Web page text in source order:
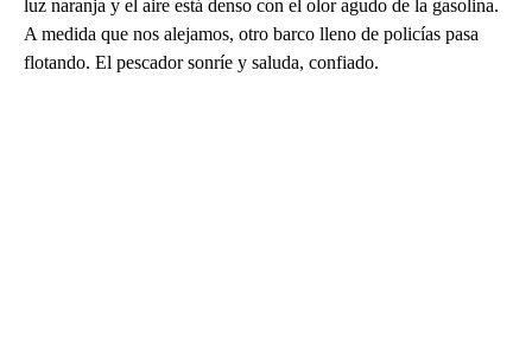
luz naranja y el aire está denso con el olor agudo de la gasolina.
A medida que nos alejamos, otro barco lleno de policías pasa
flotando. El pescador sonríe y saluda, confiado.